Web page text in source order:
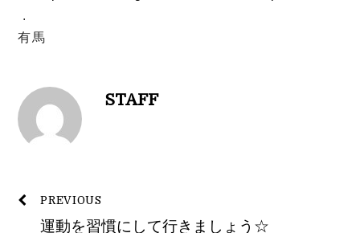
.
有馬
STAFF
PREVIOUS
運動を習慣にして行きましょう☆